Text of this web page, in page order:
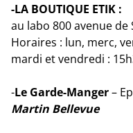
-LA BOUTIQUE ETIK :
au labo 800 avenue de
Horaires : lun, merc,
mardi et vendredi :
-Le Garde-Manger–
Martin Bellevue